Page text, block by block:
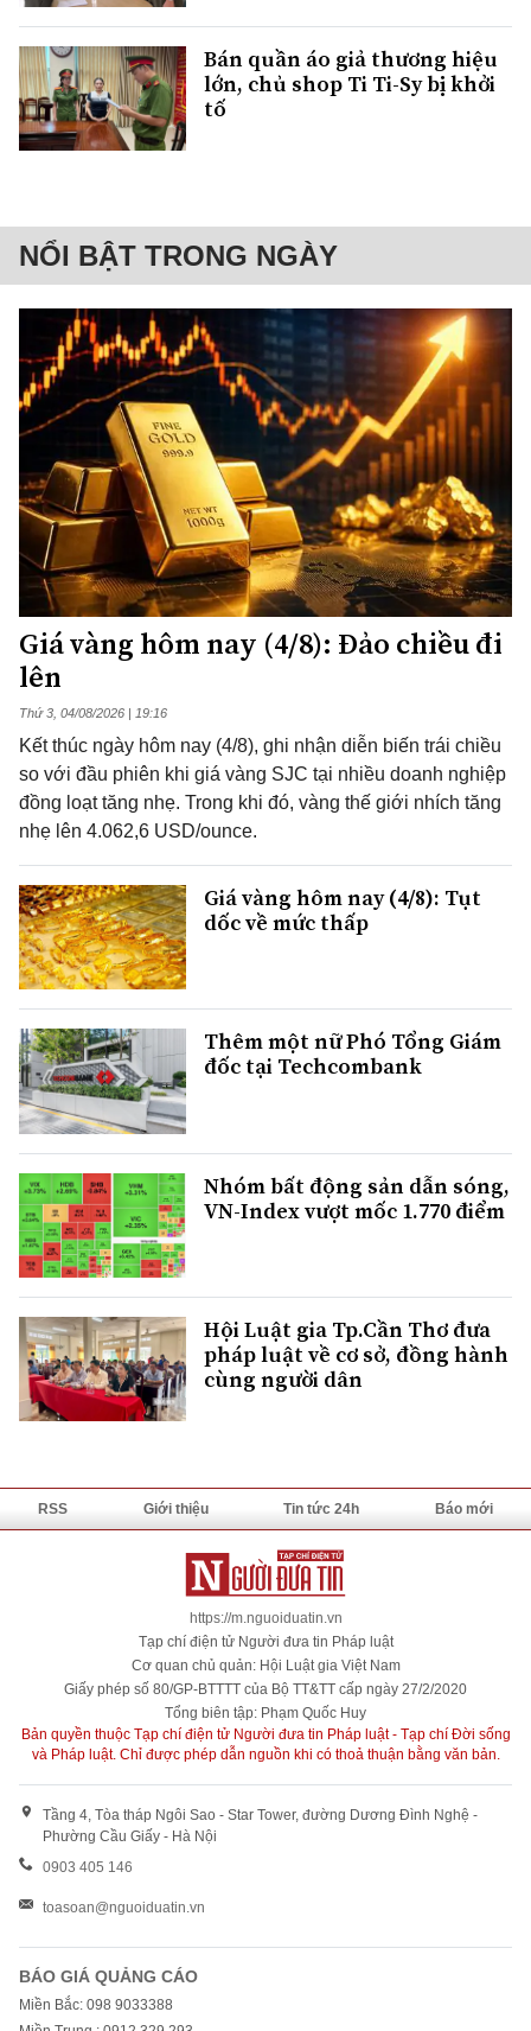
Bán quần áo giả thương hiệu
lớn, chủ shop Ti Ti-Sy bị khởi
tố
NỔI BẬT TRONG NGÀY
Giá vàng hôm nay (4/8): Đảo chiều đi
lên
Thứ 3, 04/08/2026 | 19:16
Kết thúc ngày hôm nay (4/8), ghi nhận diễn biến trái chiều
so với đầu phiên khi giá vàng SJC tại nhiều doanh nghiệp
đồng loạt tăng nhẹ. Trong khi đó, vàng thế giới nhích tăng
nhẹ lên 4.062,6 USD/ounce.
Giá vàng hôm nay (4/8): Tụt
dốc về mức thấp
Thêm một nữ Phó Tổng Giám
đốc tại Techcombank
Nhóm bất động sản dẫn sóng,
VN-Index vượt mốc 1.770 điểm
Hội Luật gia Tp.Cần Thơ đưa
pháp luật về cơ sở, đồng hành
cùng người dân
RSS Giới thiệu Tin tức 24h Báo mới
https://m.nguoiduatin.vn
Tạp chí điện tử Người đưa tin Pháp luật
Cơ quan chủ quản: Hội Luật gia Việt Nam
Giấy phép số 80/GP-BTTTT của Bộ TT&TT cấp ngày 27/2/2020
Tổng biên tập: Phạm Quốc Huy
Bản quyền thuộc Tạp chí điện tử Người đưa tin Pháp luật - Tạp chí Đời sống
và Pháp luật. Chỉ được phép dẫn nguồn khi có thoả thuận bằng văn bản.
Tầng 4, Tòa tháp Ngôi Sao - Star Tower, đường Dương Đình Nghệ -
Phường Cầu Giấy - Hà Nội
0903 405 146
toasoan@nguoiduatin.vn
BÁO GIÁ QUẢNG CÁO
Miền Bắc: 098 9033388